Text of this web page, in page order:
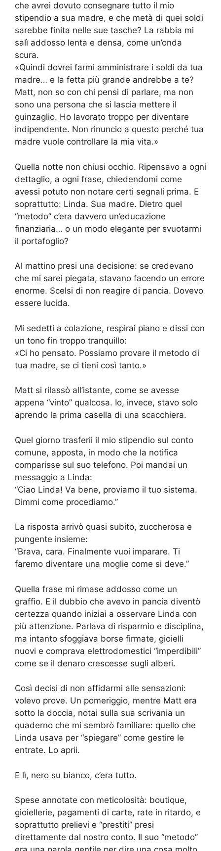
che avrei dovuto consegnare tutto il mio
stipendio a sua madre, e che metà di quei soldi
sarebbe finita nelle sue tasche? La rabbia mi
salì addosso lenta e densa, come un’onda
scura.
«Quindi dovrei farmi amministrare i soldi da tua
madre… e la fetta più grande andrebbe a te?
Matt, non so con chi pensi di parlare, ma non
sono una persona che si lascia mettere il
guinzaglio. Ho lavorato troppo per diventare
indipendente. Non rinuncio a questo perché tua
madre vuole controllare la mia vita.»
Quella notte non chiusi occhio. Ripensavo a ogni
dettaglio, a ogni frase, chiedendomi come
avessi potuto non notare certi segnali prima. E
soprattutto: Linda. Sua madre. Dietro quel
“metodo” c’era davvero un’educazione
finanziaria… o un modo elegante per svuotarmi
il portafoglio?
Al mattino presi una decisione: se credevano
che mi sarei piegata, stavano facendo un errore
enorme. Scelsi di non reagire di pancia. Dovevo
essere lucida.
Mi sedetti a colazione, respirai piano e dissi con
un tono fin troppo tranquillo:
«Ci ho pensato. Possiamo provare il metodo di
tua madre, se ci tieni così tanto.»
Matt si rilassò all’istante, come se avesse
appena “vinto” qualcosa. Io, invece, stavo solo
aprendo la prima casella di una scacchiera.
Quel giorno trasferii il mio stipendio sul conto
comune, apposta, in modo che la notifica
comparisse sul suo telefono. Poi mandai un
messaggio a Linda:
“Ciao Linda! Va bene, proviamo il tuo sistema.
Dimmi come procediamo.”
La risposta arrivò quasi subito, zuccherosa e
pungente insieme:
“Brava, cara. Finalmente vuoi imparare. Ti
faremo diventare una moglie come si deve.”
Quella frase mi rimase addosso come un
graffio. E il dubbio che avevo in pancia diventò
certezza quando iniziai a osservare Linda con
più attenzione. Parlava di risparmio e disciplina,
ma intanto sfoggiava borse firmate, gioielli
nuovi e comprava elettrodomestici “imperdibili”
come se il denaro crescesse sugli alberi.
Così decisi di non affidarmi alle sensazioni:
volevo prove. Un pomeriggio, mentre Matt era
sotto la doccia, notai sulla sua scrivania un
quaderno che mi sembrò familiare: quello che
Linda usava per “spiegare” come gestire le
entrate. Lo aprii.
E lì, nero su bianco, c’era tutto.
Spese annotate con meticolosità: boutique,
gioiellerie, pagamenti di carte, rate in ritardo, e
soprattutto prelievi e “prestiti” presi
direttamente dal nostro conto. Il suo “metodo”